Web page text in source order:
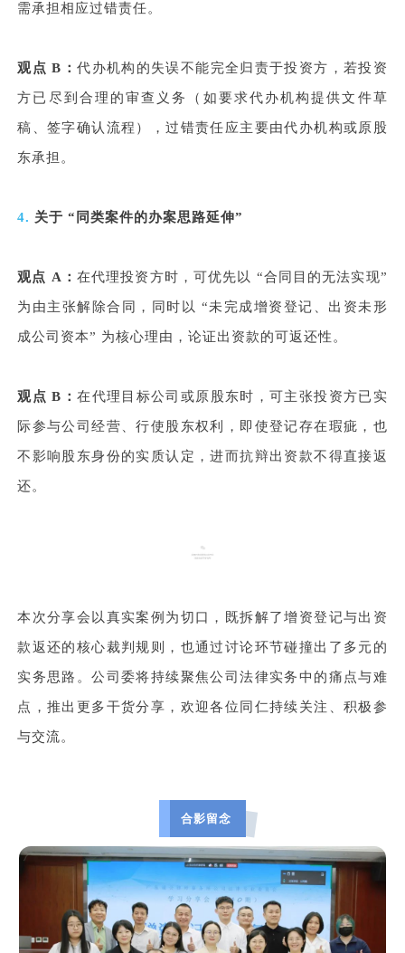
需承担相应过错责任。
观点 B：代办机构的失误不能完全归责于投资方，若投资
方已尽到合理的审查义务（如要求代办机构提供文件草
稿、签字确认流程），过错责任应主要由代办机构或原股
东承担。
4. 关于 “同类案件的办案思路延伸”
观点 A： 在代理投资方时，可优先以 “合同目的无法实现”
为由主张解除合同，同时以 “未完成增资登记、出资未形
成公司资本” 为核心理由，论证出资款的可返还性。
观点 B：在代理目标公司或原股东时，可主张投资方已实
际参与公司经营、行使股东权利，即使登记存在瑕疵，也
不影响股东身份的实质认定，进而抗辩出资款不得直接返
还。
本次分享会以真实案例为切口，既拆解了增资登记与出资
款返还的核心裁判规则，也通过讨论环节碰撞出了多元的
实务思路。公司委将持续聚焦公司法律实务中的痛点与难
点，推出更多干货分享，欢迎各位同仁持续关注、积极参
与交流。
合影留念